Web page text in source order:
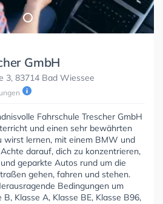
GmbH
3, 83714 Bad Wiessee
Fahrschule Trescher GmbH
und einen sehr bewährten
wirst lernen, mit einem BMW und
darauf, dich zu konzentrieren,
geparkte Autos rund um die
gehen, fahren und stehen.
Bedingungen um
Klasse A, Klasse BE, Klasse B96,